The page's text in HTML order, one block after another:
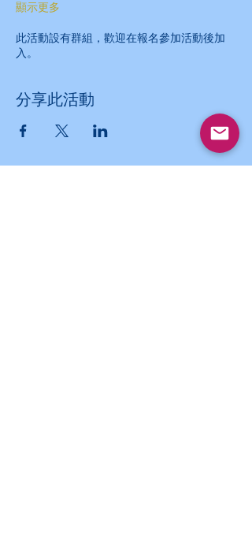
顯示更多
此活動設有群組，歡迎在報名參加活動後加
入。
分享此活動